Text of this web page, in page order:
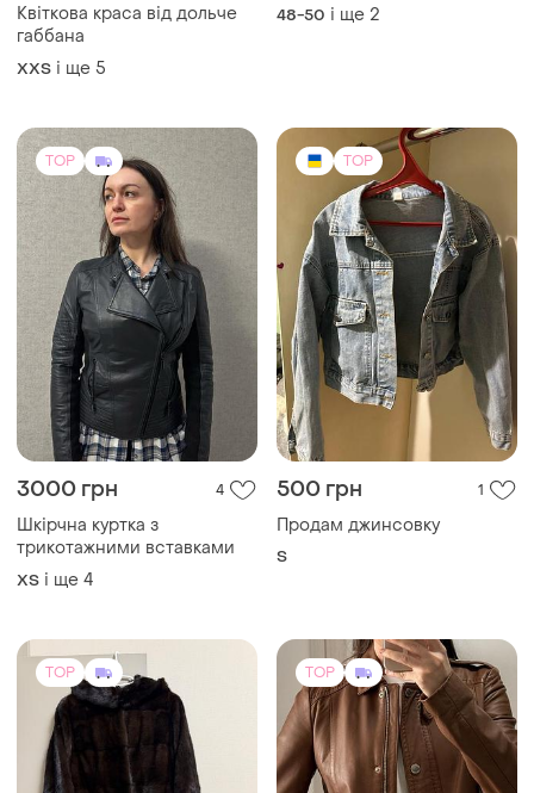
Квіткова краса від дольче
габбана
XХS і ще 5
48-50 і ще 2
TOP
3000 грн 4
Шкірчна куртка з
трикотажними вставками
ХS і ще 4
TOP
500 грн 1
Продам джинсовку
S
TOP TOP